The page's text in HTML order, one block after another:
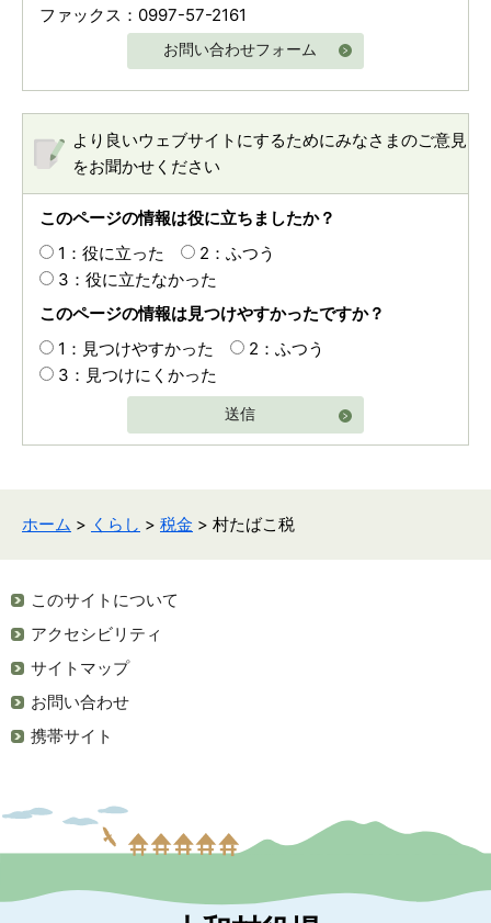
ファックス：0997-57-2161
お問い合わせフォーム
より良いウェブサイトにするためにみなさまのご意見
をお聞かせください
このページの情報は役に立ちましたか？
1：役に立った
2：ふつう
3：役に立たなかった
このページの情報は見つけやすかったですか？
1：見つけやすかった
2：ふつう
3：見つけにくかった
送信
ホーム > くらし > 税金 > 村たばこ税
このサイトについて
アクセシビリティ
サイトマップ
お問い合わせ
携帯サイト